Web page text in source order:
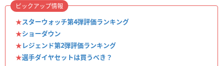
★スターウォッチ第4弾評価ランキング
★ショーダウン
★レジェンド第2弾評価ランキング
★選手ダイヤセットは買うべき？
ピックアップ情報